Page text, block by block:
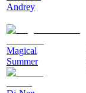
Andrey
Magical
Summer